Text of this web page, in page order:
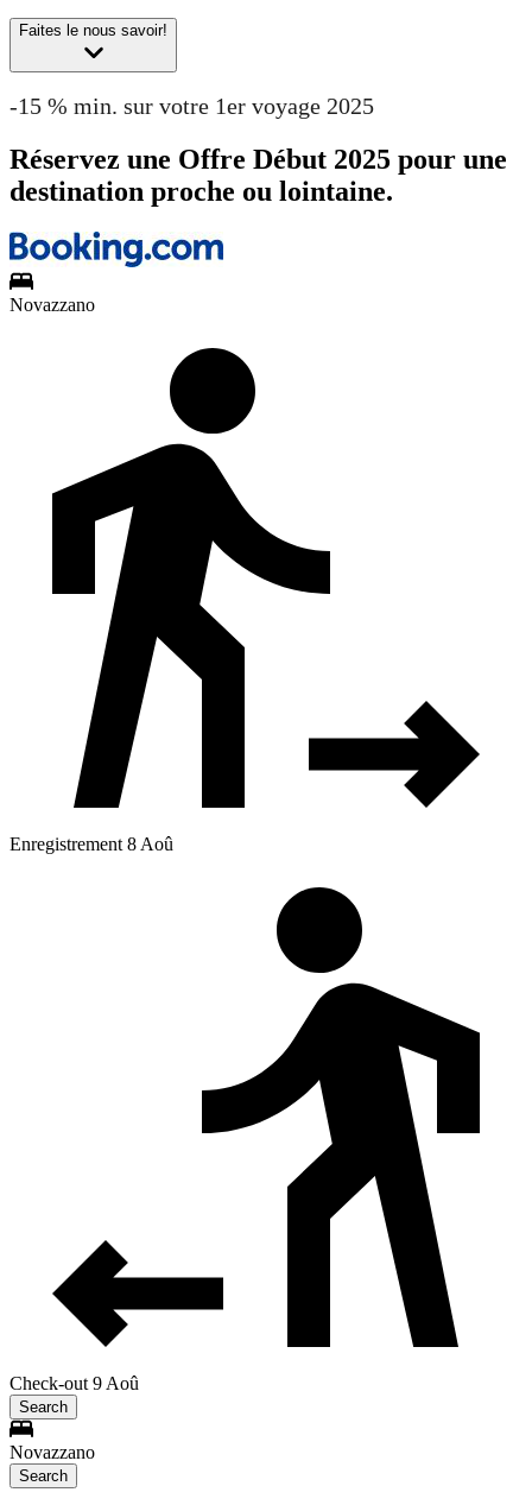
Faites le nous savoir!
-15 % min. sur votre 1er voyage 2025
Réservez une Offre Début 2025 pour une
destination proche ou lointaine.
Novazzano
Enregistrement 8 Aoû
Check-out 9 Aoû
Search
Novazzano
Search